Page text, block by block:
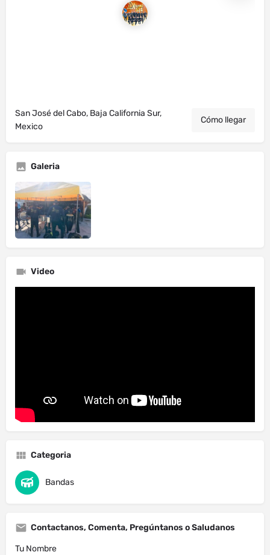
San José del Cabo, Baja California Sur,
Mexico
Cómo llegar
Galeria
Video
Categoria
Bandas
Contactanos, Comenta, Pregúntanos o Saludanos
Tu Nombre